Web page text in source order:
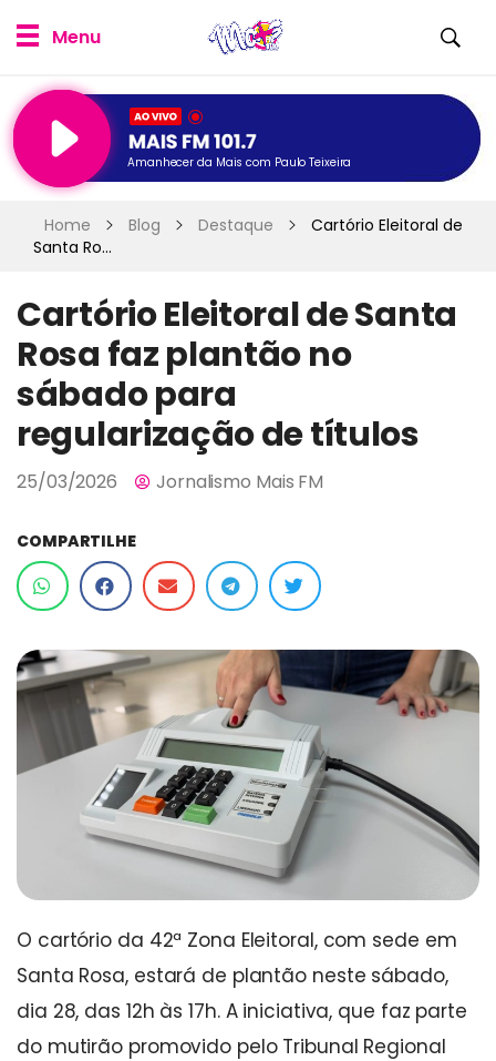
Amanhecer da Mais com Paulo Teixeira
Home Blog Destaque
Cartório Eleitoral de
Santa Ro...
Cartório Eleitoral de Santa
Rosa faz plantão no
sábado para
regularização de títulos
25/03/2026 Jornalismo Mais FM
COMPARTILHE
O cartório da 42ª Zona Eleitoral, com sede em
Santa Rosa, estará de plantão neste sábado,
dia 28, das 12h às 17h. A iniciativa, que faz parte
do mutirão promovido pelo Tribunal Regional